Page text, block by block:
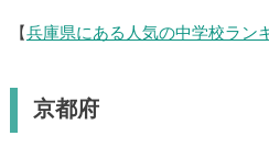
【 兵庫県にある人気の中学校ラン
京都府